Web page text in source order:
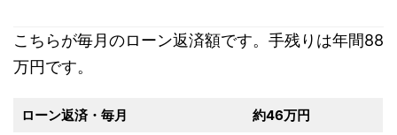
こちらが毎月のローン返済額です。手残りは年間88
万円です。
ローン返済・毎月 約46万円